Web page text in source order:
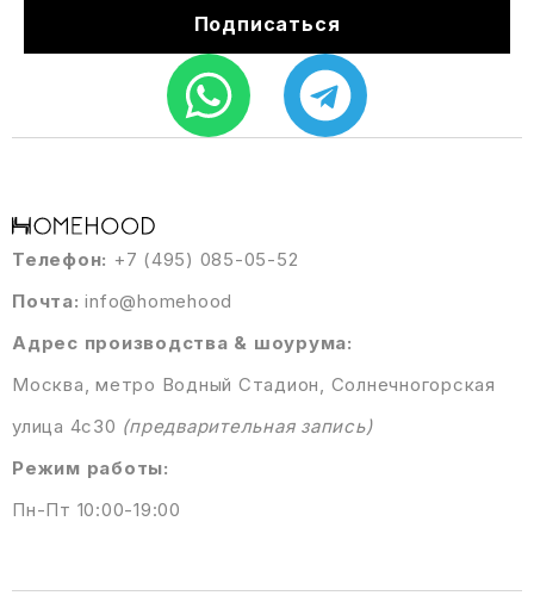
Телефон: +7 (495) 085-05-52
Почта: info@homehood
Адрес производства & шоурума:
Москва, метро Водный Стадион, Солнечногорская
улица 4с30 (предварительная запись)
Режим работы:
Пн-Пт 10:00-19:00
Подписаться